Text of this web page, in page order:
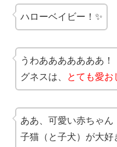
ハローベイビー！✨
うわあああああああ
グネスは、
とても愛お
ああ、可愛い赤ちゃん
子猫（と子犬）が大